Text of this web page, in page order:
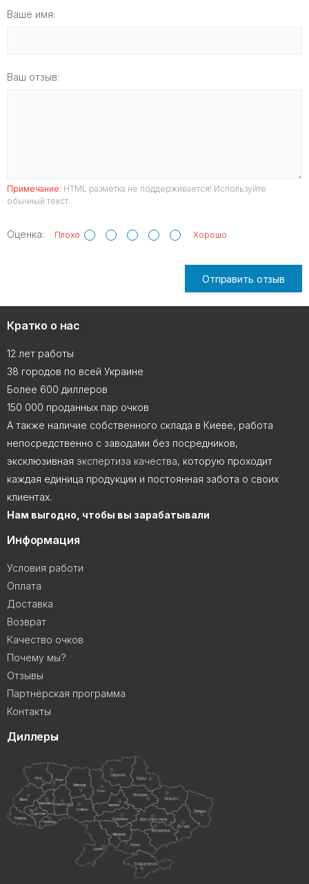
Ваше имя:
Ваш отзыв:
Примечание: HTML разметка не поддерживается! Используйте
обычный текст.
Оценка: Плохо Хорошо
Отправить отзыв
Кратко о нас
12 лет работы
38 городов по всей Украине
Более 600 диллеров
150 000 проданных пар очков
А также наличие собственного склада в Киеве, работа
непосредственно с заводами без посредников,
эксклюзивная экспертиза качества, которую проходит
каждая единица продукции и постоянная забота о своих
клиентах.
Нам выгодно, чтобы вы зарабатывали
Информация
Условия работи
Оплата
Доставка
Возврат
Качество очков
Почему мы?
Отзывы
Партнёрская программа
Контакты
Диллеры